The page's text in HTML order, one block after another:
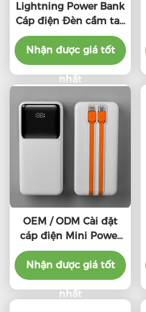
Lightning Power Bank
Cáp điện Đèn cầm tay
Power Bank với cáp
điện CE
Nhận được giá tốt
nhất
OEM / ODM Cài đặt
cáp điện Mini Power
Bank với cáp cáp
Nhận được giá tốt
nhất